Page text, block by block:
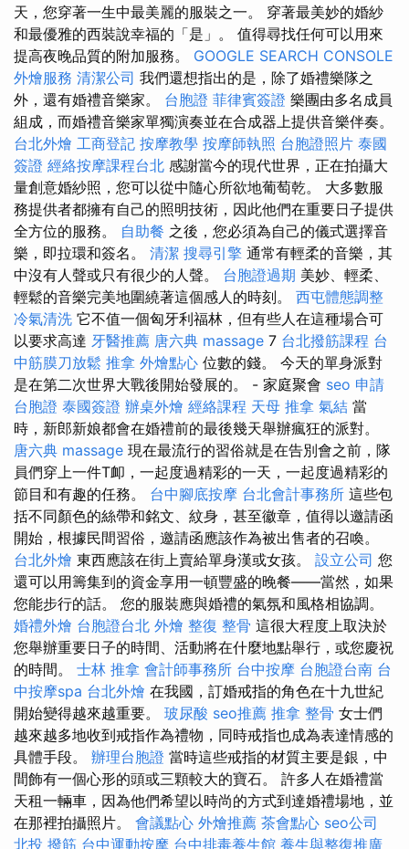
天，您穿著一生中最美麗的服裝之一。 穿著最美妙的婚紗
和最優雅的西裝說幸福的「是」。 值得尋找任何可以用來
提高夜晚品質的附加服務。 GOOGLE SEARCH CONSOLE
外燴服務 清潔公司 我們還想指出的是，除了婚禮樂隊之
外，還有婚禮音樂家。 台胞證 菲律賓簽證 樂團由多名成員
組成，而婚禮音樂家單獨演奏並在合成器上提供音樂伴奏。
台北外燴 工商登記 按摩教學 按摩師執照 台胞證照片 泰國
簽證 經絡按摩課程台北 感謝當今的現代世界，正在拍攝大
量創意婚紗照，您可以從中隨心所欲地葡萄乾。 大多數服
務提供者都擁有自己的照明技術，因此他們在重要日子提供
全方位的服務。 自助餐 之後，您必須為自己的儀式選擇音
樂，即拉環和簽名。 清潔 搜尋引擎 通常有輕柔的音樂，其
中沒有人聲或只有很少的人聲。 台胞證過期 美妙、輕柔、
輕鬆的音樂完美地圍繞著這個感人的時刻。 西屯體態調整
冷氣清洗 它不值一個匈牙利福林，但有些人在這種場合可
以要求高達 牙醫推薦 唐六典 massage 7 台北撥筋課程 台
中筋膜刀放鬆 推拿 外燴點心 位數的錢。 今天的單身派對
是在第二次世界大戰後開始發展的。 - 家庭聚會 seo 申請
台胞證 泰國簽證 辦桌外燴 經絡課程 天母 推拿 氣結 當
時，新郎新娘都會在婚禮前的最後幾天舉辦瘋狂的派對。
唐六典 massage 現在最流行的習俗就是在告別會之前，隊
員們穿上一件T卹，一起度過精彩的一天，一起度過精彩的
節目和有趣的任務。 台中腳底按摩 台北會計事務所 這些包
括不同顏色的絲帶和銘文、紋身，甚至徽章，值得以邀請函
開始，根據民間習俗，邀請函應該作為被出售者的召喚。
台北外燴 東西應該在街上賣給單身漢或女孩。 設立公司 您
還可以用籌集到的資金享用一頓豐盛的晚餐——當然，如果
您能步行的話。 您的服裝應與婚禮的氣氛和風格相協調。
婚禮外燴 台胞證台北 外燴 整復 整骨 這很大程度上取決於
您舉辦重要日子的時間、活動將在什麼地點舉行，或您慶祝
的時間。 士林 推拿 會計師事務所 台中按摩 台胞證台南 台
中按摩spa 台北外燴 在我國，訂婚戒指的角色在十九世紀
開始變得越來越重要。 玻尿酸 seo推薦 推拿 整骨 女士們
越來越多地收到戒指作為禮物，同時戒指也成為表達情感的
具體手段。 辦理台胞證 當時這些戒指的材質主要是銀，中
間飾有一個心形的頭或三顆較大的寶石。 許多人在婚禮當
天租一輛車，因為他們希望以時尚的方式到達婚禮場地，並
在那裡拍攝照片。 會議點心 外燴推薦 茶會點心 seo公司
北投 撥筋 台中運動按摩 台中排毒養生館 養生與整復推廣